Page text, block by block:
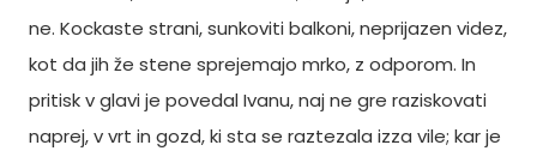
ne. Kockaste strani, sunkoviti balkoni, neprijazen videz,
kot da jih že stene sprejemajo mrko, z odporom. In
pritisk v glavi je povedal Ivanu, naj ne gre raziskovati
naprej, v vrt in gozd, ki sta se raztezala izza vile; kar je